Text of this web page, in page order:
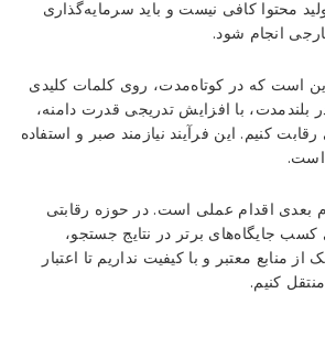
محتوا کافی نیست و باید سرمایه‌گذاری
انجام شود.
است که در کوتاه‌مدت، روی کلمات کلیدی
بلندمدت، با افزایش تدریجی قدرت دامنه،
کنیم. این فرآیند نیازمند صبر و استفاده
است.
بعدی اقدام عملی است. در حوزه رقابتی
کسب جایگاه‌های برتر در نتایج جستجو،
منابع معتبر و با کیفیت نداریم تا اعتبار
کنیم.